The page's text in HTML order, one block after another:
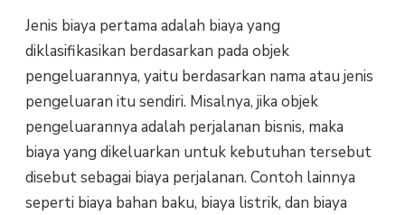
Jenis biaya pertama adalah biaya yang
diklasifikasikan berdasarkan pada objek
pengeluarannya, yaitu berdasarkan nama atau jenis
pengeluaran itu sendiri. Misalnya, jika objek
pengeluarannya adalah perjalanan bisnis, maka
biaya yang dikeluarkan untuk kebutuhan tersebut
disebut sebagai biaya perjalanan. Contoh lainnya
seperti biaya bahan baku, biaya listrik, dan biaya